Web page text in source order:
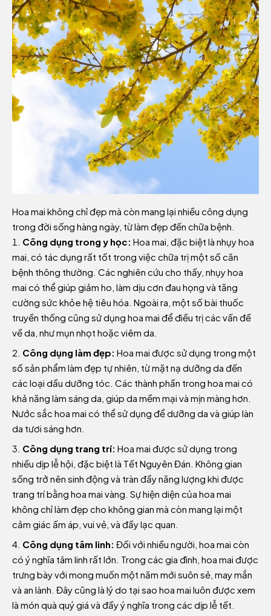
Hoa mai không chỉ đẹp mà còn mang lại nhiều công dụng
trong đời sống hàng ngày, từ làm đẹp đến chữa bệnh.
Công dụng trong y học: Hoa mai, đặc biệt là nhụy hoa
mai, có tác dụng rất tốt trong việc chữa trị một số căn
bệnh thông thường. Các nghiên cứu cho thấy, nhụy hoa
mai có thể giúp giảm ho, làm dịu cơn đau họng và tăng
cường sức khỏe hệ tiêu hóa. Ngoài ra, một số bài thuốc
truyền thống cũng sử dụng hoa mai để điều trị các vấn đề
về da, như mụn nhọt hoặc viêm da.
Công dụng làm đẹp: Hoa mai được sử dụng trong một
số sản phẩm làm đẹp tự nhiên, từ mặt nạ dưỡng da đến
các loại dầu dưỡng tóc. Các thành phần trong hoa mai có
khả năng làm sáng da, giúp da mềm mại và mịn màng hơn.
Nước sắc hoa mai có thể sử dụng để dưỡng da và giúp làn
da tươi sáng hơn.
Công dụng trang trí: Hoa mai được sử dụng trong
nhiều dịp lễ hội, đặc biệt là Tết Nguyên Đán. Không gian
sống trở nên sinh động và tràn đầy năng lượng khi được
trang trí bằng hoa mai vàng. Sự hiện diện của hoa mai
không chỉ làm đẹp cho không gian mà còn mang lại một
cảm giác ấm áp, vui vẻ, và đầy lạc quan.
Công dụng tâm linh: Đối với nhiều người, hoa mai còn
có ý nghĩa tâm linh rất lớn. Trong các gia đình, hoa mai được
trưng bày với mong muốn một năm mới suôn sẻ, may mắn
và an lành. Đây cũng là lý do tại sao hoa mai luôn được xem
là món quà quý giá và đầy ý nghĩa trong các dịp lễ tết.